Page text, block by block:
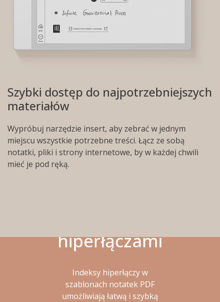
Szybki dostęp do najpotrzebniejszych
materiałów
Wypróbuj narzędzie insert, aby zebrać w jednym
miejscu wszystkie potrzebne treści. Łącz ze sobą
notatki, pliki i strony internetowe, by w każdej chwili
mieć je pod ręką.
hiperłączami
Indeksy hiperłączy w
szablonach notatek PDF
umożliwiają łatwą i szybką